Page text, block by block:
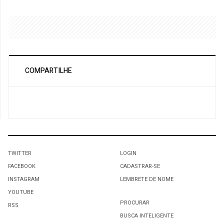
COMPARTILHE
TWITTER
FACEBOOK
INSTAGRAM
YOUTUBE
RSS
LOGIN
CADASTRAR-SE
LEMBRETE DE NOME
PROCURAR
BUSCA INTELIGENTE